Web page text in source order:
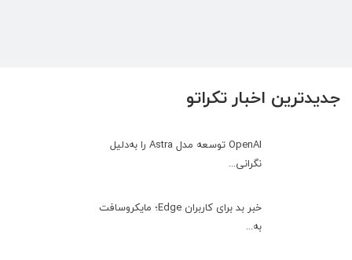
جدیدترین اخبار تکراتو
OpenAI توسعه مدل Astra را به‌دلیل
نگرانی...
خبر بد برای کاربران Edge؛ مایکروسافت
به‌...